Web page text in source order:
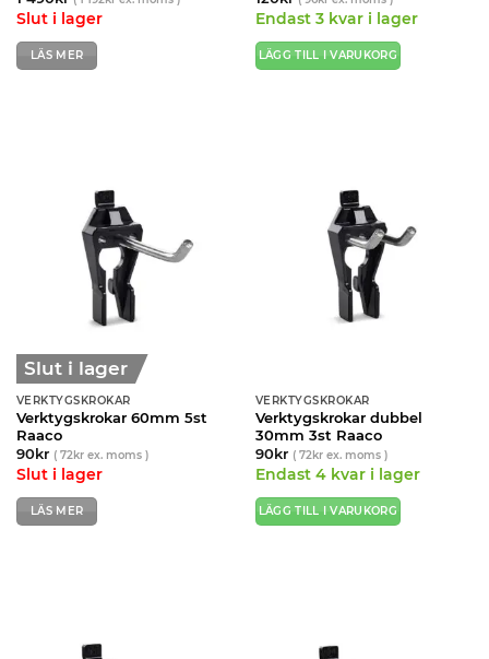
Slut i lager
LÄS MER
Endast 3 kvar i lager
LÄGG TILL I VARUKORG
Slut i lager
VERKTYGSKROKAR
Verktygskrokar 60mm 5st
Raaco
90kr ( 72krex. moms )
Slut i lager
LÄS MER
VERKTYGSKROKAR
Verktygskrokar dubbel
30mm 3st Raaco
90kr ( 72krex. moms )
Endast 4 kvar i lager
LÄGG TILL I VARUKORG